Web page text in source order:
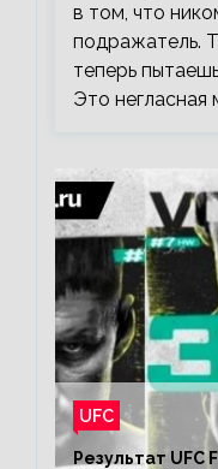
в том, что
подражатель.
теперь
Это
UFC
Результат UFC